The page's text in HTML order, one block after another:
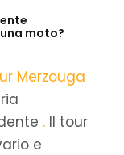
moto?
Merzouga
. Il tour
e